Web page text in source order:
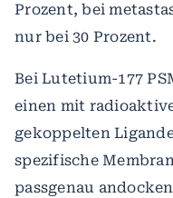
Prozent, bei
nur bei 30 Prozent.
Bei Lutetium-177
einen mit
gekoppelten
spezifische
passgenau